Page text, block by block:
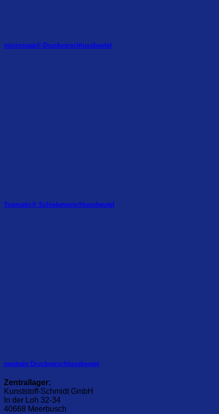
microsnap®-Druckverschlussbeutel
Topmatic® Schiebeverschlussbeutel
neutrale Druckverschlussbeutel
Zentrallager:
Kunststoff-Schmidt GmbH
In der Loh 32-34
40668 Meerbusch